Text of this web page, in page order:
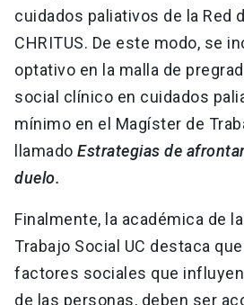
cuidados paliativos de la Red
CHRITUS. De este modo, se
optativo en la malla de
social clínico en cuidados
mínimo en el Magíster de
llamado Estrategias de
duelo.
Finalmente, la académica de
Trabajo Social UC destaca
factores sociales que
de las personas, deben ser